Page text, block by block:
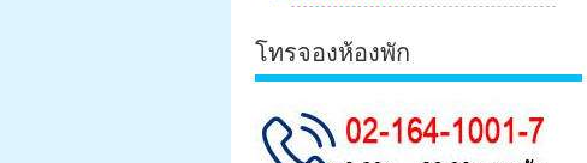
โทรจองห้องพัก